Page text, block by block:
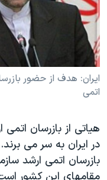
فرهنگ و زندگی
حقوق شهروندی
علم و فناوری
اسرائیل در جنگ
آرشیو پخش زنده
مستندها
انتخابات ریاست جمهوری
حمله جمهوری اسلامی به
رمز مهسا
ورزش زنان در ایران
مجموعه مستندهای
تریبونال مردمی آبان ۹۸
دنبال کنید
زبانهای مختلف
ایران: هدف از حضور
اتمی
هیاتی از بازرسان
در ایران به سر می
بازرسان اتمی ارشد